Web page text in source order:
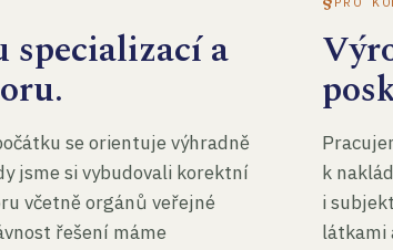
a
se orientuje výhradně
jsme si vybudovali korektní
včetně orgánů veřejné
řešení máme
k
i
látkami